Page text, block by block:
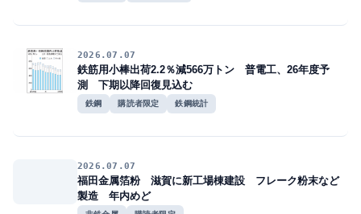
2026.07.07
鉄筋用小棒出荷2.2％減566万トン 普電工、26年度予
測 下期以降回復見込む
鉄鋼 購読者限定 鉄鋼統計
2026.07.07
福田金属箔粉 滋賀に新工場棟建設 フレーク粉末など
製造 年内めど